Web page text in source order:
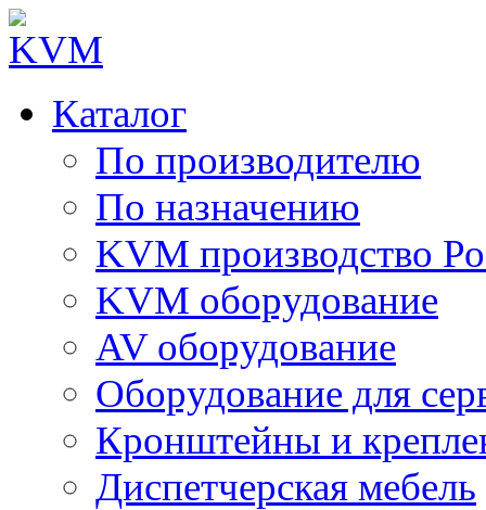
Каталог
По производителю
По назначению
KVM производство
KVM оборудование
AV оборудование
Оборудование для
Кронштейны и
Диспетчерская мебель